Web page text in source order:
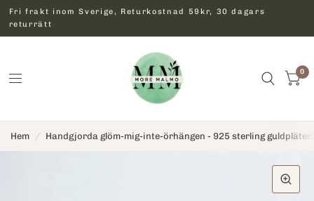
Fri frakt inom Sverige, Returkostnad 59kr, 30 dagars
returrätt
0
Hem / Handgjorda glöm-mig-inte-örhängen - 925 sterling